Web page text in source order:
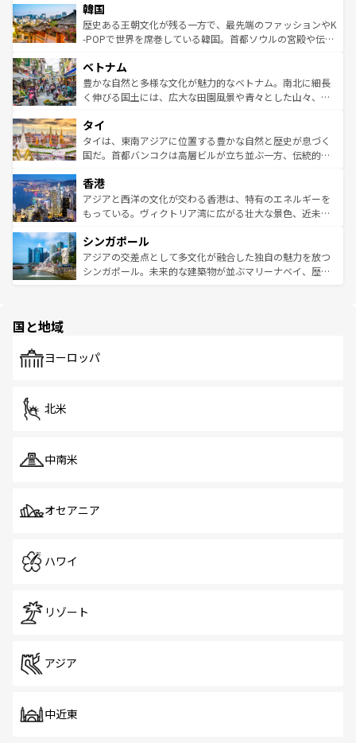
ワイを、存分に味わってほしい。 なお、新着のハワイ情報
はコンテンツ一覧を参照してほしい。
いる。アクティビティも充実しており、サーフィンやダイ
ビング、ハイキングなど、アウトドア好きにはたまらな
い。オーストラリアの多彩な魅力を存分に味わいつくそ
参照してほしい。
ン）、静ひつな山岳地帯である台湾東部など、都市の喧騒
と山間の静けさが共存しており、訪れる人に新しい発見と
驚きをもたらしてくれる。また、奥深い台湾の食文化も魅
容にもいいと評判のスイーツなど、バラエティ豊かな料理
が味わえる。 なお、新着の台湾情報は コンテンツ一覧を参
照してほしい。
韓国
歴史ある王朝文化が残る一方で、最先端のファッションやK
-POPで世界を席巻している韓国。首都ソウルの宮殿や伝統
き、地方に足を延ばせば四季折々の自然美を楽しむことが
できる。そして、キムチや焼肉、絶品のストリートフード
まで、さまざまな韓国料理が待っている。夜には、韓国な
リティに包まれながら、韓国の多彩な魅力を心ゆくまで味
わってみてほしい。 なお、新着の韓国情報はコンテンツ一
覧を参照してほしい。
ベトナム
豊かな自然と多様な文化が魅力的なベトナム。南北に細長
く伸びる国土には、広大な田園風景や青々とした山々、世
急速な発展と共に伝統が息づく。ハノイの古い町並みやホ
ーチミン市のフランス統治時代の建物も、独特の雰囲気を
醸し出している。また、バラエティの豊かさとおいしさで
とつ。フォーやバインミー、ベトナムコーヒーなどは、ぜ
ひ現地で味わいたい。どの地域を訪れてもあたたかい人々
が旅行者を迎えてくれるので、きっと忘れられない旅にな
参照してほしい。
タイ
タイは、東南アジアに位置する豊かな自然と歴史が息づく
国だ。首都バンコクは高層ビルが立ち並ぶ一方、伝統的な
の活気が交差している。北部ではチェンマイなどの山岳地
帯で自然と触れ合い、南部ではプーケットやクラビの美し
いビーチでリゾート気分を楽しむことができる。タイ料理
激する。気候は一年中温暖で、どの季節にも異なる楽しみ
が待っている。親しみやすいタイの人々、仏教を中心とし
た文化、そして多様な観光資源が、訪れる旅人を魅了し続
香港
アジアと西洋の文化が交わる香港は、特有のエネルギーを
もっている。ヴィクトリア湾に広がる壮大な景色、近未来
み、どこを訪れても感動するはず。観光スポットが密集し
ており、効率よく見どころを回れるのも魅力。息をのむよ
うな絶景から文化的な体験まで、香港を存分に楽しみ尽く
シンガポール
アジアの交差点として多文化が融合した独自の魅力を放つ
シンガポール。未来的な建築物が並ぶマリーナベイ、歴史
で、ホーカーズは地元の風情を楽しめる外せないスポット
国と地域
ヨーロッパ
北米
中南米
オセアニア
ハワイ
リゾート
アジア
中近東